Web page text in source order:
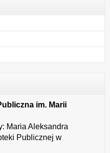
im. Marii
Maria Aleksandra
Publicznej w